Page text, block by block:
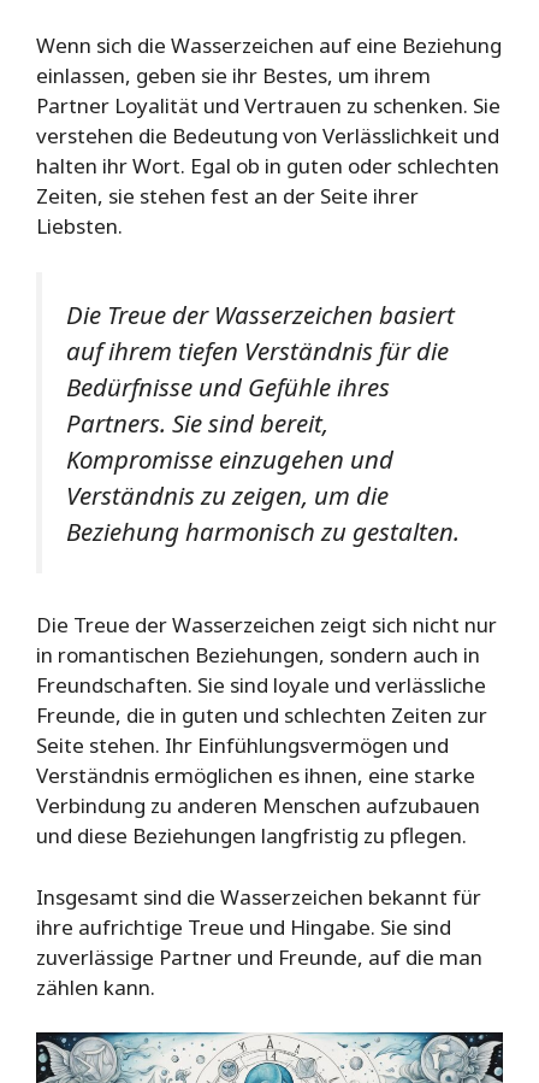
Wenn sich die Wasserzeichen auf eine Beziehung
einlassen, geben sie ihr Bestes, um ihrem
Partner Loyalität und Vertrauen zu schenken. Sie
verstehen die Bedeutung von Verlässlichkeit und
halten ihr Wort. Egal ob in guten oder schlechten
Zeiten, sie stehen fest an der Seite ihrer
Liebsten.
Die Treue der Wasserzeichen basiert
auf ihrem tiefen Verständnis für die
Bedürfnisse und Gefühle ihres
Partners. Sie sind bereit,
Kompromisse einzugehen und
Verständnis zu zeigen, um die
Beziehung harmonisch zu gestalten.
Die Treue der Wasserzeichen zeigt sich nicht nur
in romantischen Beziehungen, sondern auch in
Freundschaften. Sie sind loyale und verlässliche
Freunde, die in guten und schlechten Zeiten zur
Seite stehen. Ihr Einfühlungsvermögen und
Verständnis ermöglichen es ihnen, eine starke
Verbindung zu anderen Menschen aufzubauen
und diese Beziehungen langfristig zu pflegen.
Insgesamt sind die Wasserzeichen bekannt für
ihre aufrichtige Treue und Hingabe. Sie sind
zuverlässige Partner und Freunde, auf die man
zählen kann.